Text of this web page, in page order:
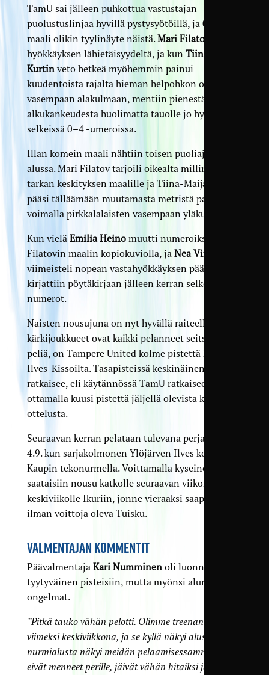
TamU sai jälleen puhkottua vastustajan
puolustuslinjaa hyvillä pystysyötöillä, ja 0–3-
maali olikin tyylinäyte näistä.Mari Filatov
hyökkäyksen lähietäisyydeltä, ja kun Tiina-Maija
Kurtinveto hetkeä myöhemmin painui
kuudentoista rajalta hieman helpohkon oloisesti
vasempaan alakulmaan, mentiin pienestä
alkukankeudesta huolimatta tauolle jo hyvin
selkeissä 0–4 -umeroissa.
Illan komein maali nähtiin toisen puoliajan
alussa. Mari Filatov tarjoili oikealta millimetrin
tarkan keskityksen maalille ja Tiina-Maija Kurtti
pääsi tälläämään muutamasta metristä pallon
voimalla pirkkalalaisten vasempaan yläkulmaan.
Kun vielä Emilia Heinomuutti numeroiksi 0–6
Filatovin maalin kopiokuviolla, ja Nea Vironmäki
viimeisteli nopean vastahyökkäyksen päätteeksi,
kirjattiin pöytäkirjaan jälleen kerran selkeät 0–7-
numerot.
Naisten nousujuna on nyt hyvällä raiteella. Kun
kärkijoukkueet ovat kaikki pelanneet seitsemän
peliä, on Tampere United kolme pistettä karussa
Ilves-Kissoilta. Tasapisteissä keskinäinen ottelu
ratkaisee, eli käytännössä TamU ratkaisee nousun
ottamalla kuusi pistettä jäljellä olevista kolmesta
ottelusta.
Seuraavan kerran pelataan tulevana perjantaina
4.9. kun sarjakolmonen Ylöjärven Ilves kohdataan
Kaupin tekonurmella. Voittamalla kyseinen ottelu
saataisiin nousu katkolle seuraavan viikon
keskiviikolle Ikuriin, jonne vieraaksi saapuu yhä
ilman voittoja oleva Tuisku.
VALMENTAJAN KOMMENTIT
Päävalmentaja Kari Numminenoli luonnollisesti
tyytyväinen pisteisiin, mutta myönsi alun
ongelmat.
”Pitkä tauko vähän pelotti. Olimme treenanneet
viimeksi keskiviikkona, ja se kyllä näkyi alussa. Myös
nurmialusta näkyi meidän pelaamisessamme. Syötöt
eivät menneet perille, jäivät vähän hitaiksi ja oli